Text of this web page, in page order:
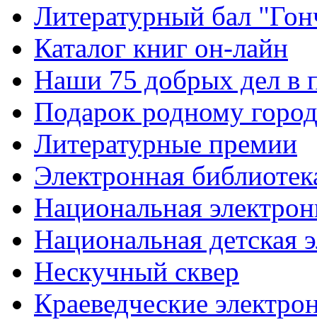
Литературный бал
Каталог книг он-лайн
Наши 75 добрых дел в
Подарок родному
Литературные премии
Электронная
Национальная
Национальная детская
Нескучный сквер
Краеведческие